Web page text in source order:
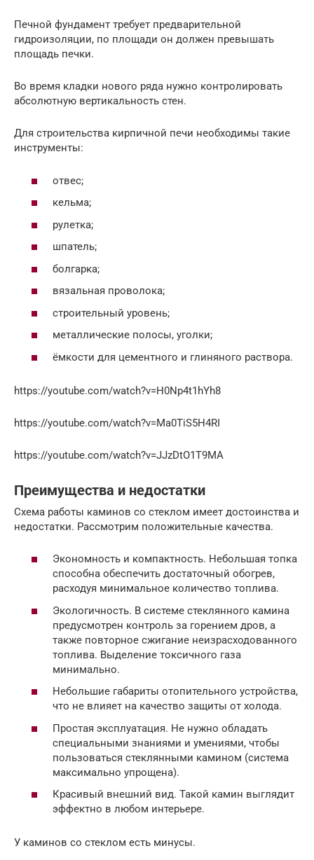
Печной фундамент требует предварительной
гидроизоляции, по площади он должен превышать
площадь печки.
Во время кладки нового ряда нужно контролировать
абсолютную вертикальность стен.
Для строительства кирпичной печи необходимы такие
инструменты:
отвес;
кельма;
рулетка;
шпатель;
болгарка;
вязальная проволока;
строительный уровень;
металлические полосы, уголки;
ёмкости для цементного и глиняного раствора.
https://youtube.com/watch?v=H0Np4t1hYh8
https://youtube.com/watch?v=Ma0TiS5H4RI
https://youtube.com/watch?v=JJzDtO1T9MA
Преимущества и недостатки
Схема работы каминов со стеклом имеет достоинства и
недостатки. Рассмотрим положительные качества.
Экономность и компактность. Небольшая топка
способна обеспечить достаточный обогрев,
расходуя минимальное количество топлива.
Экологичность. В системе стеклянного камина
предусмотрен контроль за горением дров, а
также повторное сжигание неизрасходованного
топлива. Выделение токсичного газа
минимально.
Небольшие габариты отопительного устройства,
что не влияет на качество защиты от холода.
Простая эксплуатация. Не нужно обладать
специальными знаниями и умениями, чтобы
пользоваться стеклянными камином (система
максимально упрощена).
Красивый внешний вид. Такой камин выглядит
эффектно в любом интерьере.
У каминов со стеклом есть минусы.